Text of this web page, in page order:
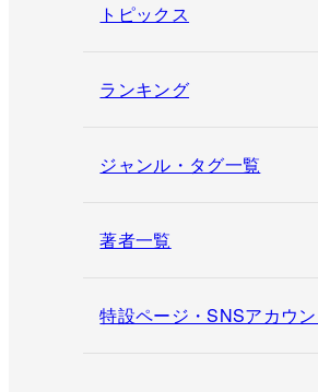
トピックス
ランキング
ジャンル・タグ一覧
著者一覧
特設ページ・SNSアカウ